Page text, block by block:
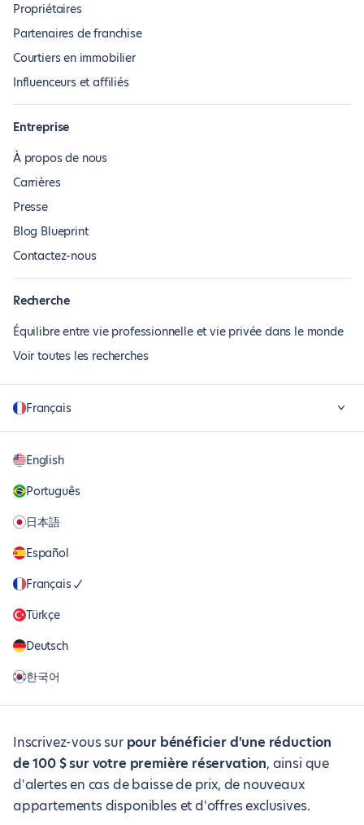
Propriétaires
Partenaires de franchise
Courtiers en immobilier
Influenceurs et affiliés
Entreprise
À propos de nous
Carrières
Presse
Blog Blueprint
Contactez-nous
Recherche
Équilibre entre vie professionnelle et vie privée dans le monde
Voir toutes les recherches
Français
English
Português
日本語
Español
Français
Türkçe
Deutsch
한국어
Inscrivez-vous sur pour bénéficier d'une réduction
de 100 $ sur votre première réservation, ainsi que
d'alertes en cas de baisse de prix, de nouveaux
appartements disponibles et d'offres exclusives.